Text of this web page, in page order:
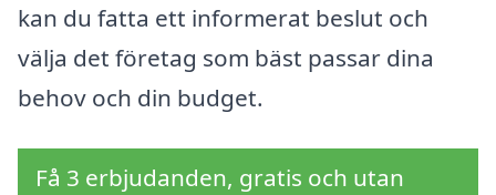
kan du fatta ett informerat beslut och
välja det företag som bäst passar dina
behov och din budget.
Få 3 erbjudanden, gratis och utan